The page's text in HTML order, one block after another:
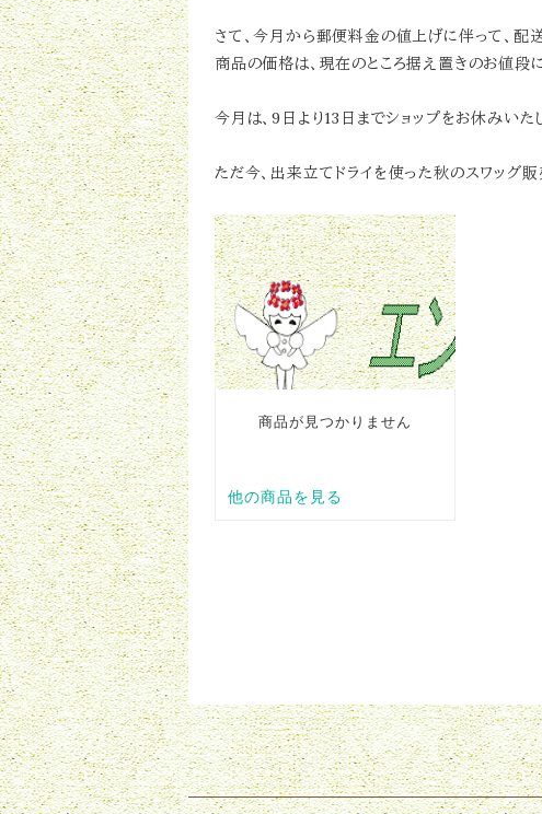
さて、今月から郵便料金の値上げに伴って、配
商品の価格は、現在のところ据え置きのお値段
今月は、9日より13日までショップをお休みいた
ただ今、出来立てドライを使った秋のスワッグ